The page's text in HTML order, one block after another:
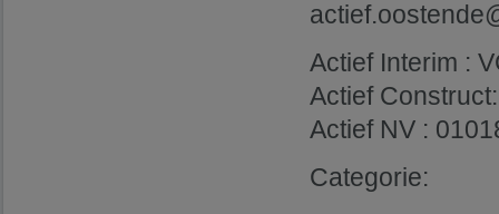
Actief Interim :
Actief
Actief NV :
Categorie: